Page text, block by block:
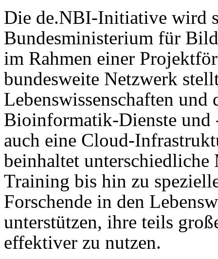
Die de.NBI-Initiative wird
Bundesministerium für
im Rahmen einer
bundesweite Netzwerk
Lebenswissenschaften
Bioinformatik-Dienste und
auch eine Cloud-
beinhaltet unterschiedliche
Training bis hin zu
Forschende in den
unterstützen, ihre teils
effektiver zu nutzen.